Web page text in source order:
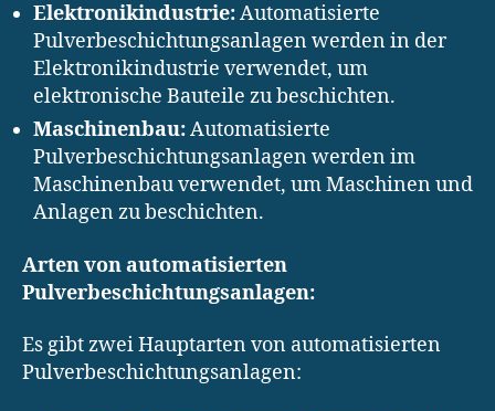
Elektronikindustrie:Automatisierte
Pulverbeschichtungsanlagen werden in der
Elektronikindustrie verwendet, um
elektronische Bauteile zu beschichten.
Maschinenbau:Automatisierte
Pulverbeschichtungsanlagen werden im
Maschinenbau verwendet, um Maschinen und
Anlagen zu beschichten.
Arten von automatisierten
Pulverbeschichtungsanlagen:
Es gibt zwei Hauptarten von automatisierten
Pulverbeschichtungsanlagen: